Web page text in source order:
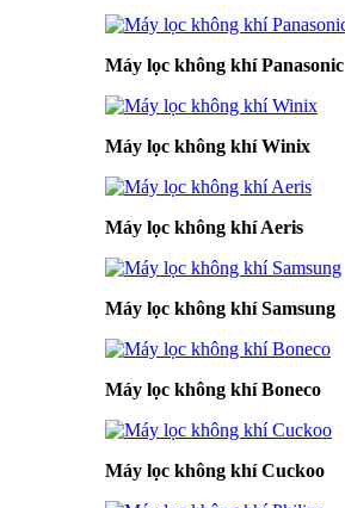
Máy lọc không khí Panasonic
Máy lọc không khí Winix
Máy lọc không khí Aeris
Máy lọc không khí Samsung
Máy lọc không khí Boneco
Máy lọc không khí Cuckoo